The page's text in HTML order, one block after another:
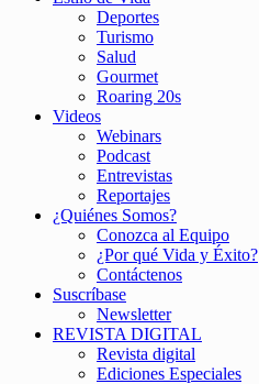
Deportes
Turismo
Salud
Gourmet
Roaring 20s
Videos
Webinars
Podcast
Entrevistas
Reportajes
¿Quiénes Somos?
Conozca al Equipo
¿Por qué Vida y Éxito?
Contáctenos
Suscríbase
Newsletter
REVISTA DIGITAL
Revista digital
Ediciones Especiales